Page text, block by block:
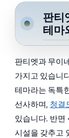
판티
테마
판티엣과 무이
가지고 있습니
테마라는 독특
선사하며, 청결
있습니다. 반면
시설을 갖추고